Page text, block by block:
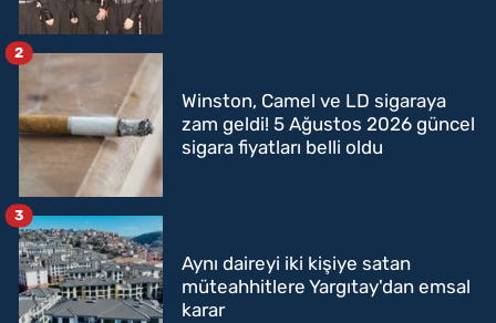
Winston, Camel ve LD sigaraya
zam geldi! 5 Ağustos 2026 güncel
sigara fiyatları belli oldu
2
Aynı daireyi iki kişiye satan
müteahhitlere Yargıtay'dan emsal
karar
3